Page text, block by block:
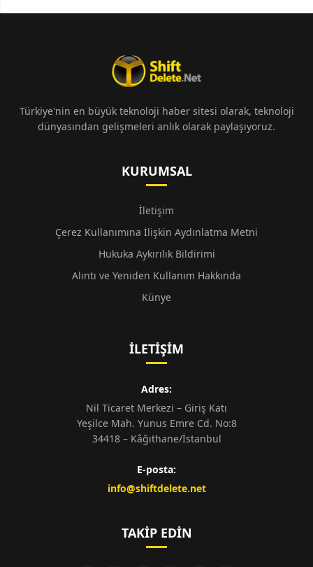
Türkiye'nin en büyük teknoloji haber sitesi olarak, teknoloji
dünyasından gelişmeleri anlık olarak paylaşıyoruz.
KURUMSAL
İletişim
Çerez Kullanımına İlişkin Aydınlatma Metni
Hukuka Aykırılık Bildirimi
Alıntı ve Yeniden Kullanım Hakkında
Künye
İLETIŞIM
Adres:
Nil Ticaret Merkezi – Giriş Katı
Yeşilce Mah. Yunus Emre Cd. No:8
34418 – Kâğıthane/İstanbul
E-posta:
info@shiftdelete.net
TAKIP EDIN